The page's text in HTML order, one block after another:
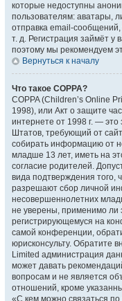
которые недоступны
пользователям: аватары,
отправка email-сообщений,
т. д. Регистрация займёт у
поэтому мы рекомендуем
Вернуться к началу
Что такое COPPA?
COPPA (Children’s Online
1998), или Акт о защите
интернете от 1998 г. —
Штатов, требующий от
собирать информацию от
младше 13 лет, иметь на
согласие родителей.
вида подтверждения того,
разрешают сбор личной
несовершеннолетних
не уверены, применимо ли
регистрирующемуся на
самой конференции,
юрисконсульту. Обратите
Limited администрация
может давать
вопросам и не является
отношений, кроме
«С кем можно связаться по